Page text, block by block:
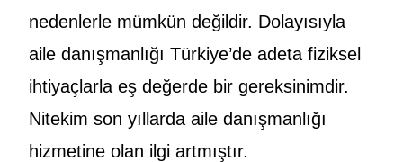
nedenlerle mümkün değildir. Dolayısıyla
aile danışmanlığı Türkiye’de adeta fiziksel
ihtiyaçlarla eş değerde bir gereksinimdir.
Nitekim son yıllarda aile danışmanlığı
hizmetine olan ilgi artmıştır.